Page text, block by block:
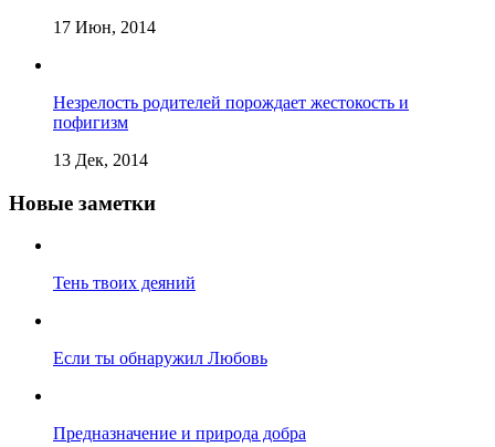
17 Июн, 2014
Незрелость родителей порождает жестокость и
пофигизм
13 Дек, 2014
Новые заметки
Тень твоих деяний
Если ты обнаружил Любовь
Предназначение и природа добра